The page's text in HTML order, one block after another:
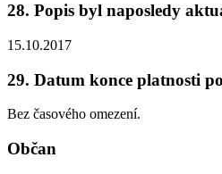
28. Popis byl naposledy
15.10.2017
29. Datum konce platnosti
Bez časového omezení.
Občan